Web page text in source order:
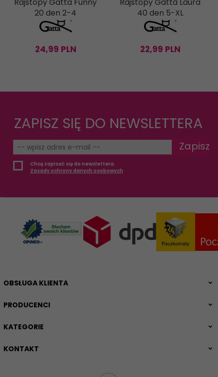
Rajstopy Gatta Funny
20 den 2-4
24,99 PLN
Rajstopy Gatta Laura
40 den 5-XL
22,99 PLN
ZAPISZ SIĘ DO NEWSLETTERA
Zapisz
Chcę zapisać się do newslettera.
Zasady ochrony danych osobowych
OBSŁUGA KLIENTA
PRODUCENCI
KATEGORIE
KONTAKT